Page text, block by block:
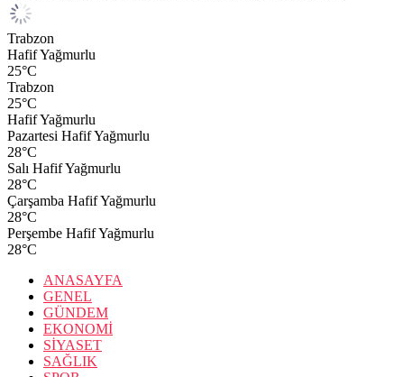
Trabzon
Hafif Yağmurlu
25°C
Trabzon
25°C
Hafif Yağmurlu
Pazartesi Hafif Yağmurlu
28°C
Salı Hafif Yağmurlu
28°C
Çarşamba Hafif Yağmurlu
28°C
Perşembe Hafif Yağmurlu
28°C
ANASAYFA
GENEL
GÜNDEM
EKONOMİ
SİYASET
SAĞLIK